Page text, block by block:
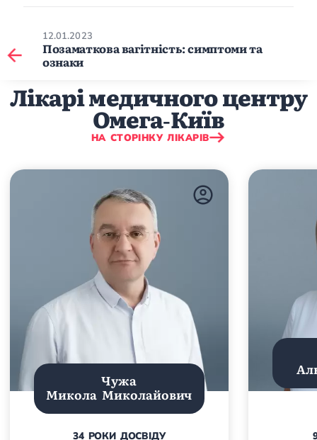
12.01.2023
Позаматкова вагітність: симптоми та
ознаки
Лікарі медичного центру
Омега‑Київ
НА СТОРІНКУ ЛІКАРІВ
Чужа
Микола Миколайович
34 РОКИ ДОСВІДУ